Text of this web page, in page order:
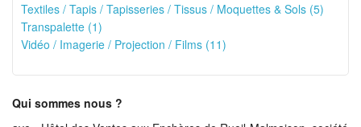
Textiles / Tapis / Tapisseries / Tissus / Moquettes & Sols (5)
Transpalette (1)
Vidéo / Imagerie / Projection / Films (11)
Qui sommes nous ?